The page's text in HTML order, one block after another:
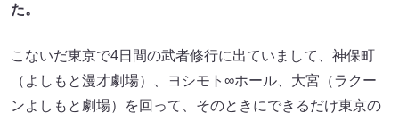
た。
こないだ東京で4日間の武者修行に出ていまして、神保町
（よしもと漫才劇場）、ヨシモト∞ホール、大宮（ラクー
ンよしもと劇場）を回って、そのときにできるだけ東京の